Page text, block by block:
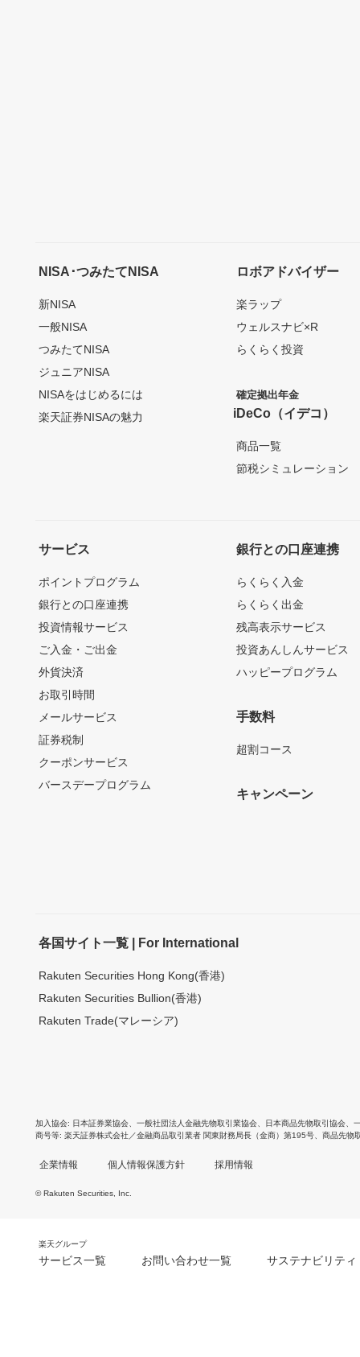
NISA･つみたてNISA
新NISA
一般NISA
つみたてNISA
ジュニアNISA
NISAをはじめるには
楽天証券NISAの魅力
ロボアドバイザー
楽ラップ
ウェルスナビ×R
らくらく投資
確定拠出年金
iDeCo（イデコ）
商品一覧
節税シミュレーション
サービス
ポイントプログラム
銀行との口座連携
投資情報サービス
ご入金・ご出金
外貨決済
お取引時間
メールサービス
証券税制
クーポンサービス
バースデープログラム
銀行との口座連携
らくらく入金
らくらく出金
残高表示サービス
投資あんしんサービス
ハッピープログラム
手数料
超割コース
キャンペーン
各国サイト一覧 | For International
Rakuten Securities Hong Kong(香港)
Rakuten Securities Bullion(香港)
Rakuten Trade(マレーシア)
加入協会 日本証券業協会 一般社団法人金融先物取引業協会 日本商品先物取引協会
商号等 楽天証券株式会社／金融商品取引業者 関東財務局長（金商）第195号、商品先物
企業情報 個人情報保護方針 採用情報
© Rakuten Securities, Inc.
楽天グループ
サービス一覧 お問い合わせ一覧 サステナビリティ